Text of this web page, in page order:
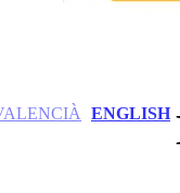
ENGLISH